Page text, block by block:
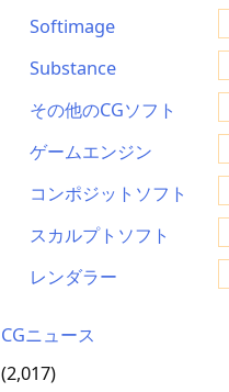
Softimage
Substance
その他のCGソフト
ゲームエンジン
コンポジットソフト
スカルプトソフト
レンダラー
CGニュース
(2,017)